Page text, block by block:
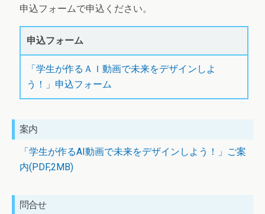
申込フォームで申込ください。
申込フォーム
「学生が作るＡＩ動画で未来をデザインしよ
う！」申込フォーム
案内
「学生が作るAI動画で未来をデザインしよう！」ご案
内(PDF,2MB)
問合せ